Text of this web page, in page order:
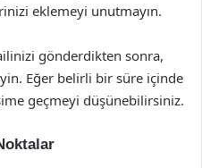
eklemeyi unutmayın.
gönderdikten sonra,
Eğer belirli bir süre içinde
geçmeyi düşünebilirsiniz.